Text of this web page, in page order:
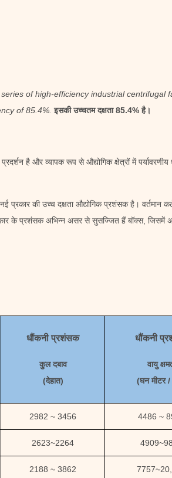
of high-efficiency industrial centrifugal
of 85.4%. इसकी उच्चतम दक्षता 85.4% है।
है और व्यापक रूप से औद्योगिक क्षेत्रों में
प्रकार की उच्च दक्षता औद्योगिक प्रशंसक है। वर्तमान
के प्रशंसक अभिन्न असर से सुसज्जित हैं बॉक्स,
धौंकनी प्रशंसक
कुल दबाव
(देहात)
धौंकनी
वायु
(घन मीटर /
2982 ~ 3456 4486 ~
2623~2264 4909~
2188 ~ 3862 7757~